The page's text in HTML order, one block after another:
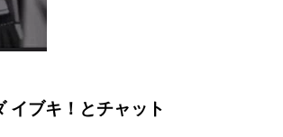
イブキ！とチャット